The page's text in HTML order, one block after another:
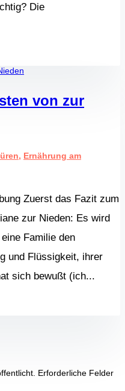
Die
von zur
, Ernährung am
Zuerst das Fazit zum
zur Nieden: Es wird
Familie den
und Flüssigkeit, ihrer
sich bewußt (ich...
Erforderliche Felder